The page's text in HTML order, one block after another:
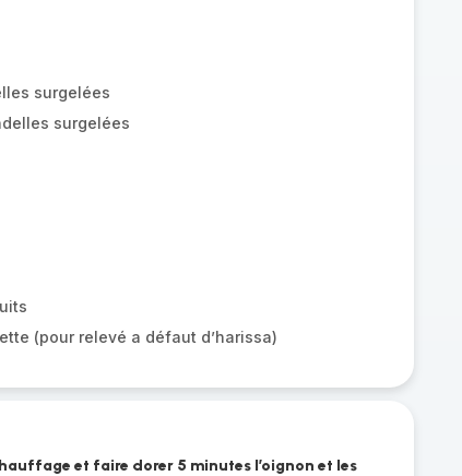
surgelées
surgelées
(pour relevé a défaut d’harissa)
et faire dorer 5 minutes l’oignon et les